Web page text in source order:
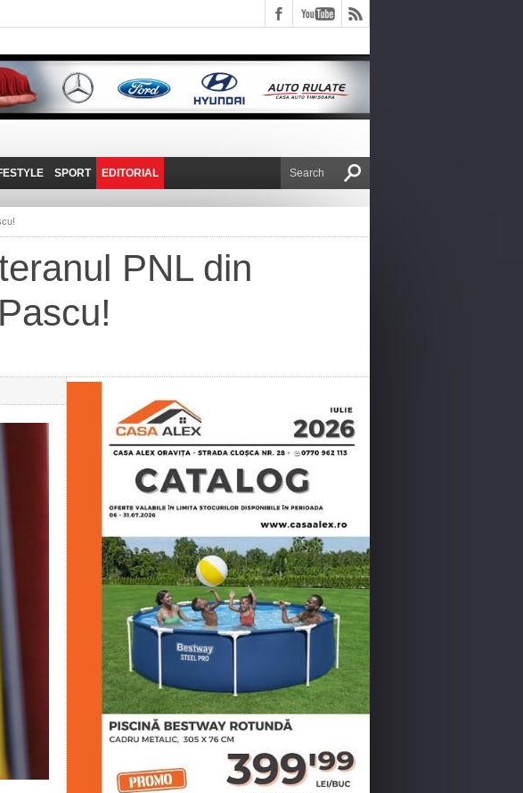
BANAT
DE VIAȚĂ
SPORT EDITORIAL
DE VICTOR NAFIRU
PNL din